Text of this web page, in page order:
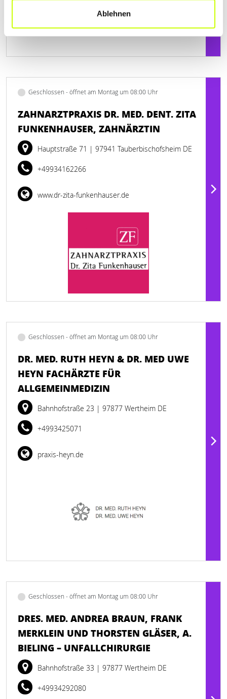
Ablehnen
Geschlossen - öffnet am Montag um 08:00 Uhr
ZAHNARZTPRAXIS DR. MED. DENT. ZITA
FUNKENHAUSER, ZAHNÄRZTIN
Hauptstraße 71 | 97941 Tauberbischofsheim DE
+49934162266
www.dr-zita-funkenhauser.de
Geschlossen - öffnet am Montag um 08:00 Uhr
DR. MED. RUTH HEYN & DR. MED UWE
HEYN FACHÄRZTE FÜR
ALLGEMEINMEDIZIN
Bahnhofstraße 23 | 97877 Wertheim DE
+4993425071
praxis-heyn.de
Geschlossen - öffnet am Montag um 08:00 Uhr
DRES. MED. ANDREA BRAUN, FRANK
MERKLEIN UND THORSTEN GLÄSER, A.
BIELING – UNFALLCHIRURGIE
Bahnhofstraße 33 | 97877 Wertheim DE
+49934292080